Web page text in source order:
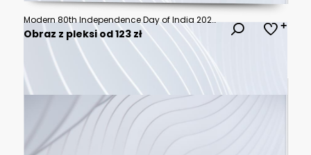
Modern 80th Independence Day of India 2026 poster featuring creative tricolor 80 typography, Ashoka Chakra, Indian flag, and patriotic design. Perfect for greeting cards, posters, banners, and social
Obraz z pleksi od 123 zł